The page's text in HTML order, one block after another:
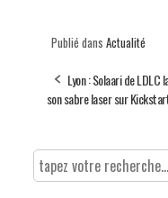
Publié dans Actualité
Lyon : Solaari de LDLC
son sabre laser sur